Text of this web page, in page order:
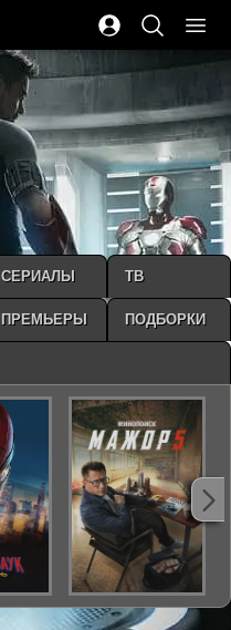
СЕРИАЛЫ ТВ
ПРЕМЬЕРЫ ПОДБОРКИ